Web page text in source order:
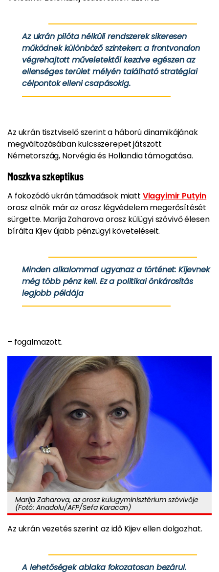
Az ukrán pilóta nélküli rendszerek sikeresen
működnek különböző szinteken: a frontvonalon
végrehajtott műveletektől kezdve egészen az
ellenséges terület mélyén található stratégiai
célpontok elleni csapásokig.
Az ukrán tisztviselő szerint a háború dinamikájának
megváltozásában kulcsszerepet játszott
Németország, Norvégia és Hollandia támogatása.
Moszkva szkeptikus
A fokozódó ukrán támadások miatt Vlagyimir Putyin
orosz elnök már az orosz légvédelem megerősítését
sürgette. Marija Zaharova orosz külügyi szóvivő élesen
bírálta Kijev újabb pénzügyi követeléseit.
Minden alkalommal ugyanaz a történet: Kijevnek
még több pénz kell. Ez a politikai önkárosítás
legjobb példája
– fogalmazott.
Marija Zaharova, az orosz külügyminisztérium szóvivője
(Fotó: Anadolu/AFP/Sefa Karacan)
Az ukrán vezetés szerint az idő Kijev ellen dolgozhat.
A lehetőségek ablaka fokozatosan bezárul.